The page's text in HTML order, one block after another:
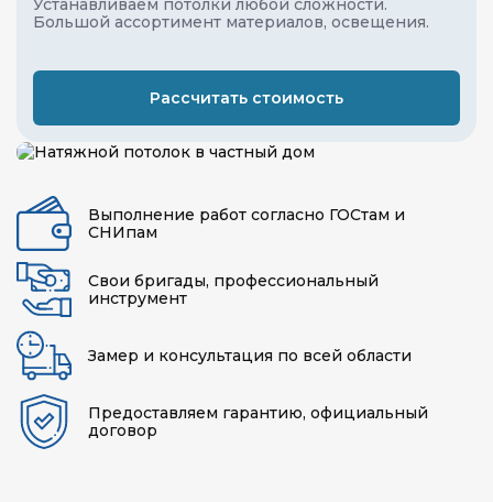
Устанавливаем потолки любой сложности.
Большой ассортимент материалов, освещения.
Рассчитать стоимость
Выполнение работ согласно ГОСтам и
СНИпам
Свои бригады, профессиональный
инструмент
Замер и консультация по всей области
Предоставляем гарантию, официальный
договор